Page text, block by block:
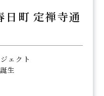
日町 定禅寺通
ェクト
生